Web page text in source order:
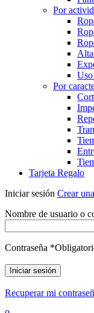
Por
Por
Tarjeta Regalo
Iniciar sesión Crear
Nombre de usuario o
Contraseña *
Iniciar sesión
Recuperar mi